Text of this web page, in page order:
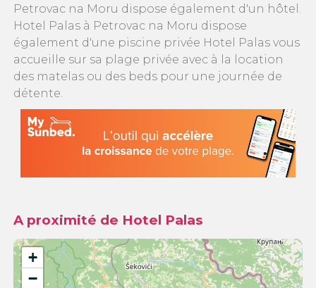
Petrovac na Moru dispose également d'un hôtel.
Hotel Palas à Petrovac na Moru dispose
également d'une piscine privée Hotel Palas vous
accueille sur sa plage privée avec à la location
des matelas ou des beds pour une journée de
détente.
A proximité de Hotel Palas
+
−